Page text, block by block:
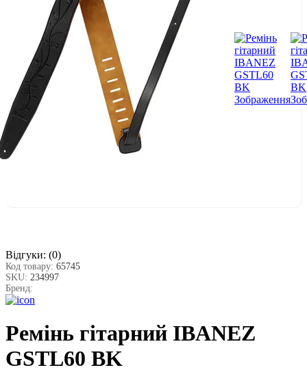
Відгуки: (0)
Код товару: 65745
SKU: 234997
Бренд:
Ремінь гітарний IBANEZ
GSTL60 BK